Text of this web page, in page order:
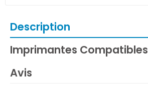
Description
Imprimantes Compatibles
Avis